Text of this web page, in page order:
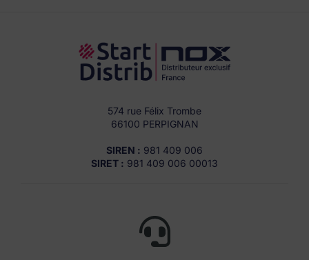
574 rue Félix Trombe
66100 PERPIGNAN
SIREN : 981 409 006
SIRET : 981 409 006 00013